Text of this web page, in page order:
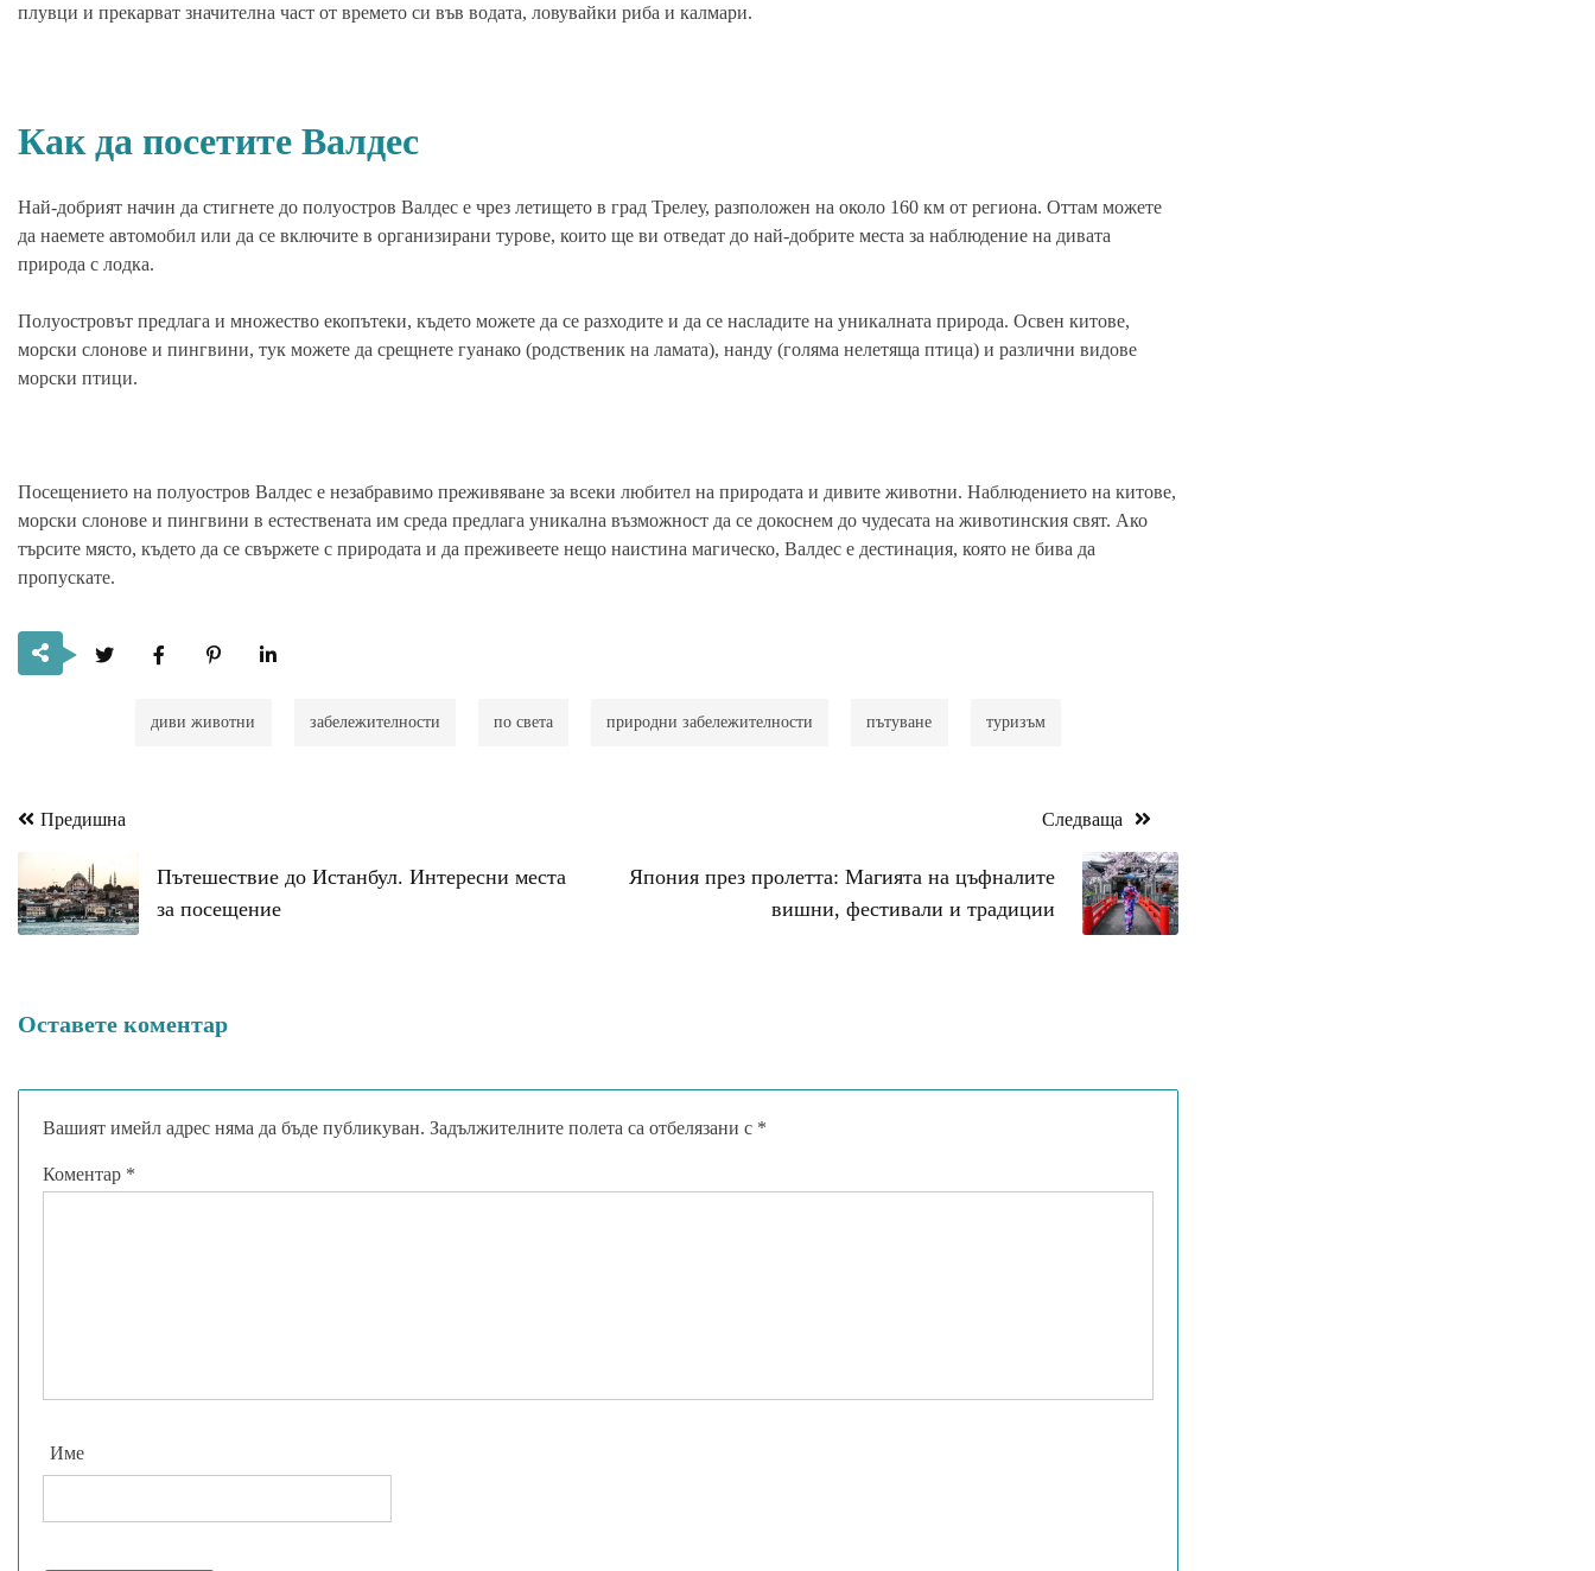
плувци и прекарват значителна част от времето си във водата, ловувайки риба и калмари.
Как да посетите Валдес
Най-добрият начин да стигнете до полуостров Валдес е чрез летището в град Трелеу, разположен на около 160 км от региона. Оттам можете
да наемете автомобил или да се включите в организирани турове, които ще ви отведат до най-добрите места за наблюдение на дивата
природа с лодка.
Полуостровът предлага и множество екопътеки, където можете да се разходите и да се насладите на уникалната природа. Освен китове,
морски слонове и пингвини, тук можете да срещнете гуанако (родственик на ламата), нанду (голяма нелетяща птица) и различни видове
морски птици.
Посещението на полуостров Валдес е незабравимо преживяване за всеки любител на природата и дивите животни. Наблюдението на китове,
морски слонове и пингвини в естествената им среда предлага уникална възможност да се докоснем до чудесата на животинския свят. Ако
търсите място, където да се свържете с природата и да преживеете нещо наистина магическо, Валдес е дестинация, която не бива да
пропускате.
диви животни забележителности по света природни забележителности пътуване туризъм
Навигация
Предишна
Пътешествие до Истанбул. Интересни места
за посещение
Следваща
Япония през пролетта: Магията на цъфналите
вишни, фестивали и традиции
Оставете коментар
Вашият имейл адрес няма да бъде публикуван. Задължителните полета са отбелязани с *
Коментар *
Име